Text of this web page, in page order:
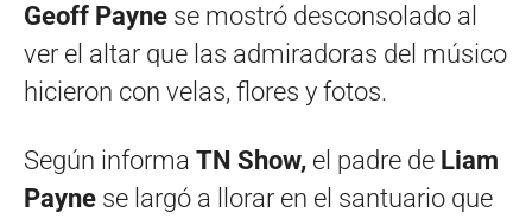
Geoff Payne se mostró desconsolado al
ver el altar que las admiradoras del músico
hicieron con velas, flores y fotos.
Según informa TN Show, el padre de Liam
Payne se largó a llorar en el santuario que